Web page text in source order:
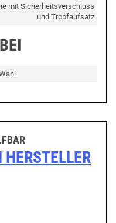
mit Sicherheitsverschluss
und Tropfaufsatz
HERSTELLER